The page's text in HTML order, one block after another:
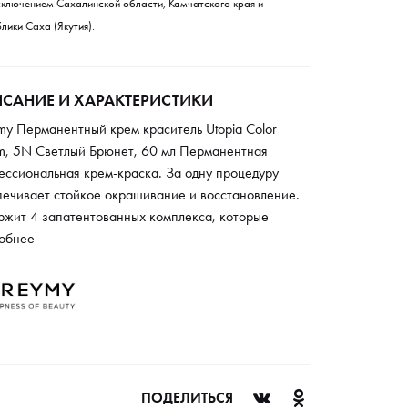
Сахалинской области, Камчатского края и
Саха (Якутия).
И ХАРАКТЕРИСТИКИ
Перманентный крем краситель Utopia Color
5N Светлый Брюнет, 60 мл Перманентная
крем-краска. За одну процедуру
стойкое окрашивание и восстановление.
4 запатентованных комплекса, которые
растительное, антиоксидантное, витаминное,
цвет. Благодаря уникальной формуле волосы
шикарный уход. Краска подойдет
для классического тонирования.
ПОДЕЛИТЬСЯ